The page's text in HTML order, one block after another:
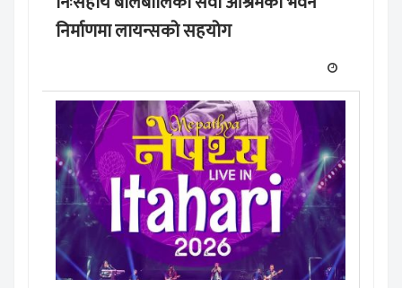
निर्माणमा लायन्सको सहयोग